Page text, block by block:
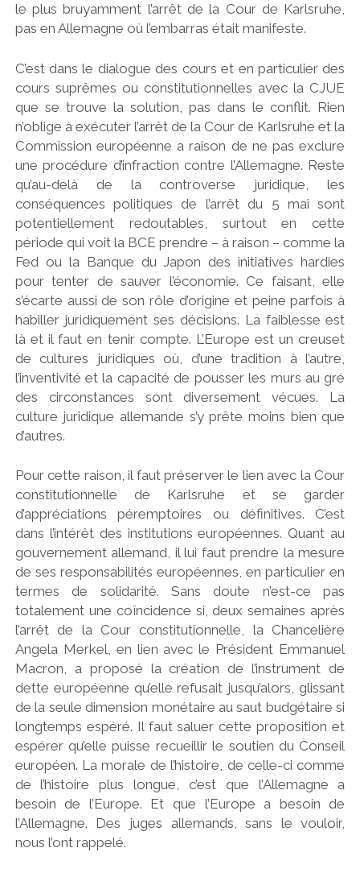
le plus bruyamment l’arrêt de la Cour de Karlsruhe,
pas en Allemagne où l’embarras était manifeste.
C’est dans le dialogue des cours et en particulier des
cours suprêmes ou constitutionnelles avec la CJUE
que se trouve la solution, pas dans le conflit. Rien
n’oblige à exécuter l’arrêt de la Cour de Karlsruhe et la
Commission européenne a raison de ne pas exclure
une procédure d’infraction contre l’Allemagne. Reste
qu’au-delà de la controverse juridique, les
conséquences politiques de l’arrêt du 5 mai sont
potentiellement redoutables, surtout en cette
période qui voit la BCE prendre – à raison – comme la
Fed ou la Banque du Japon des initiatives hardies
pour tenter de sauver l’économie. Ce faisant, elle
s’écarte aussi de son rôle d’origine et peine parfois à
habiller juridiquement ses décisions. La faiblesse est
là et il faut en tenir compte. L’Europe est un creuset
de cultures juridiques où, d’une tradition à l’autre,
l’inventivité et la capacité de pousser les murs au gré
des circonstances sont diversement vécues. La
culture juridique allemande s’y prête moins bien que
d’autres.
Pour cette raison, il faut préserver le lien avec la Cour
constitutionnelle de Karlsruhe et se garder
d’appréciations péremptoires ou définitives. C’est
dans l’intérêt des institutions européennes. Quant au
gouvernement allemand, il lui faut prendre la mesure
de ses responsabilités européennes, en particulier en
termes de solidarité. Sans doute n’est-ce pas
totalement une coïncidence si, deux semaines après
l’arrêt de la Cour constitutionnelle, la Chancelière
Angela Merkel, en lien avec le Président Emmanuel
Macron, a proposé la création de l’instrument de
dette européenne qu’elle refusait jusqu’alors, glissant
de la seule dimension monétaire au saut budgétaire si
longtemps espéré. Il faut saluer cette proposition et
espérer qu’elle puisse recueillir le soutien du Conseil
européen. La morale de l’histoire, de celle-ci comme
de l’histoire plus longue, c’est que l’Allemagne a
besoin de l’Europe. Et que l’Europe a besoin de
l’Allemagne. Des juges allemands, sans le vouloir,
nous l’ont rappelé.